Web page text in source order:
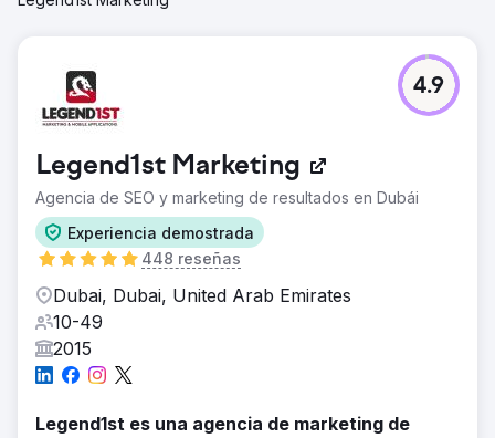
Legend1st Marketing
Agencia de SEO y marketing de resultados en Dubái
Experiencia demostrada
448 reseñas
4.9
Dubai, Dubai, United Arab Emirates
10-49
2015
Legend1st es una agencia de marketing de